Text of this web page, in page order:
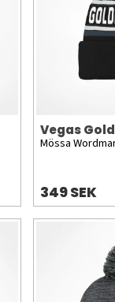
Vegas
Mössa
349 SEK